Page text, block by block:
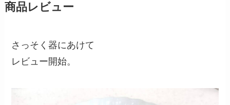
商品レビュー
さっそく器にあけて
レビュー開始。